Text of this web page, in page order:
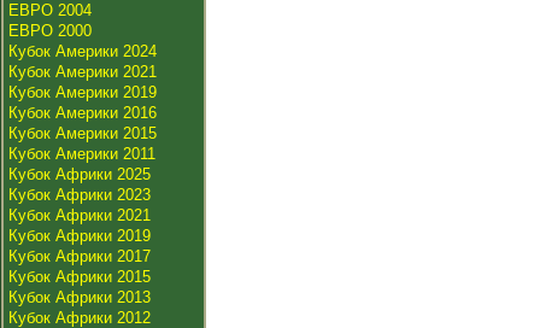
ЕВРО 2004
ЕВРО 2000
Кубок Америки 2024
Кубок Америки 2021
Кубок Америки 2019
Кубок Америки 2016
Кубок Америки 2015
Кубок Америки 2011
Кубок Африки 2025
Кубок Африки 2023
Кубок Африки 2021
Кубок Африки 2019
Кубок Африки 2017
Кубок Африки 2015
Кубок Африки 2013
Кубок Африки 2012